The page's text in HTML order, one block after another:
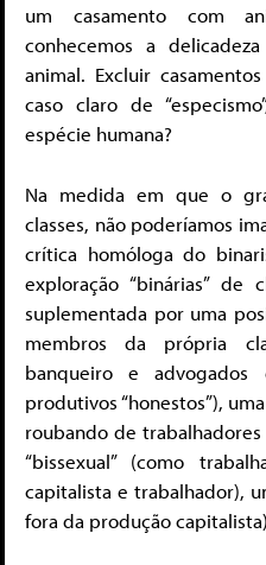
um casamento com
conhecemos a
animal. Excluir
caso claro de
espécie humana?
Na medida em que o
classes, não poderíamos
crítica homóloga do
exploração “binárias” de
suplementada por uma
membros da própria
banqueiro e advogados
produtivos “honestos”),
roubando de
“bissexual” (como
capitalista e trabalhador),
fora da produção